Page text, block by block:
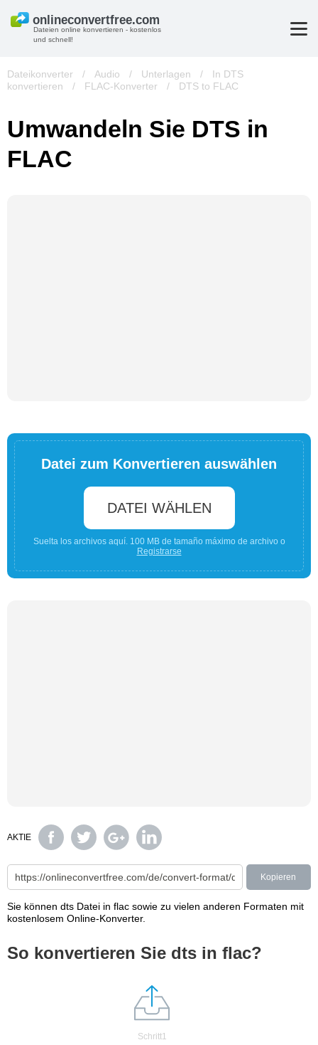
Dateien online konvertieren - kostenlos
und schnell!
Dateikonverter / Audio / Unterlagen /
In DTS
konvertieren
/ FLAC-Konverter / DTS to FLAC
Umwandeln Sie DTS in
FLAC
Datei zum Konvertieren auswählen
DATEI WÄHLEN
Suelta los archivos aquí. 100 MB de tamaño máximo de archivo o
Registrarse
AKTIE
Kopieren
Sie können dts Datei in flac sowie zu vielen anderen Formaten mit
kostenlosem Online-Konverter.
So konvertieren Sie dts in flac?
Schritt1